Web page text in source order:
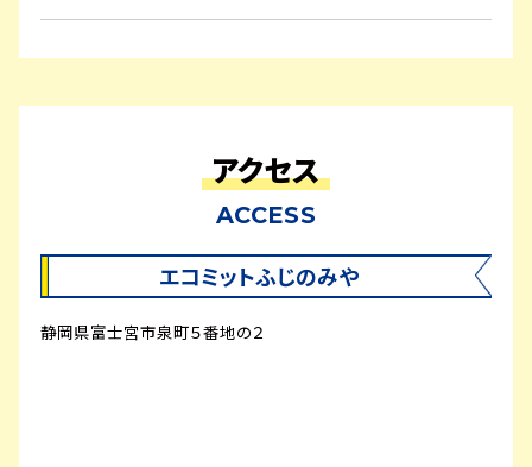
アクセス
ACCESS
エコミットふじのみや
静岡県富士宮市泉町５番地の２